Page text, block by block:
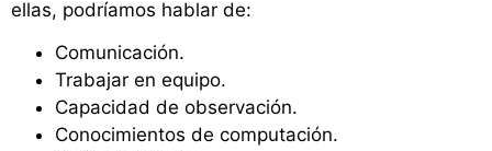
ellas, podríamos hablar de:
Comunicación.
Trabajar en equipo.
Capacidad de observación.
Conocimientos de computación.